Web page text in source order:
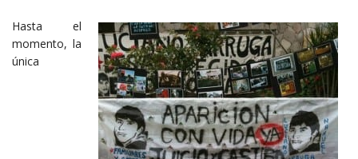
Hasta el
momento, la
única